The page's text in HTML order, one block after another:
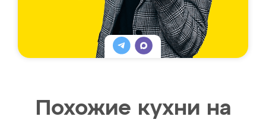
Похожие кухни на